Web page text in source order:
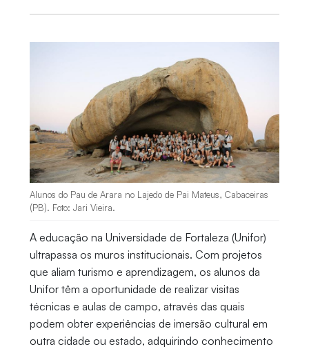
Alunos do Pau de Arara no Lajedo de Pai Mateus, Cabaceiras
(PB). Foto: Jari Vieira.
A educação na Universidade de Fortaleza (Unifor)
ultrapassa os muros institucionais. Com projetos
que aliam turismo e aprendizagem, os alunos da
Unifor têm a oportunidade de realizar visitas
técnicas e aulas de campo, através das quais
podem obter experiências de imersão cultural em
outra cidade ou estado, adquirindo conhecimento